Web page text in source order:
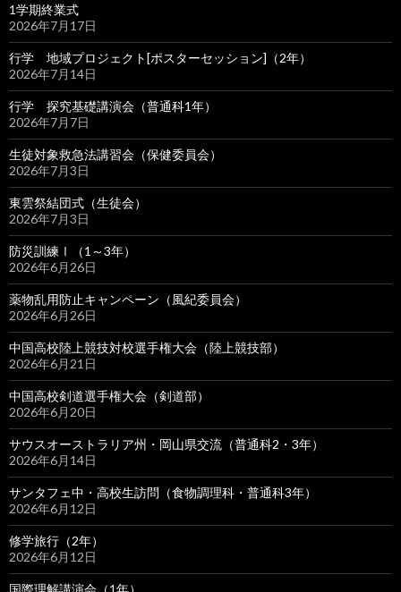
1学期終業式
2026年7月17日
行学 地域プロジェクト[ポスターセッション]（2年）
2026年7月14日
行学 探究基礎講演会（普通科1年）
2026年7月7日
生徒対象救急法講習会（保健委員会）
2026年7月3日
東雲祭結団式（生徒会）
2026年7月3日
防災訓練Ⅰ（1～3年）
2026年6月26日
薬物乱用防止キャンペーン（風紀委員会）
2026年6月26日
中国高校陸上競技対校選手権大会（陸上競技部）
2026年6月21日
中国高校剣道選手権大会（剣道部）
2026年6月20日
サウスオーストラリア州・岡山県交流（普通科2・3年）
2026年6月14日
サンタフェ中・高校生訪問（食物調理科・普通科3年）
2026年6月12日
修学旅行（2年）
2026年6月12日
国際理解講演会（1年）